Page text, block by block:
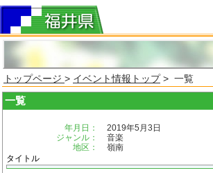
トップページ > イベント情報トップ> 一覧
一覧
年月日：
2019年5月3日
ジャンル：
音楽
地区：
嶺南
タイトル